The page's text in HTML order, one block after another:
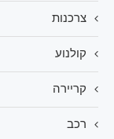
צרכנות
קולנוע
קריירה
רכב